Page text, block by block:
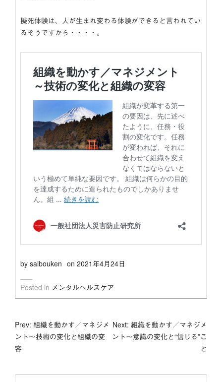
擬死体験は、人が生まれ変わる体験ができると言われてい
るそうですから・・・・。
by saibouken on 2021年4月24日
Posted in メンタルヘルスケア
投
稿
ナ
Prev: 組織を動かす／マネジメ
ント～技術の変化と組織の変
容
Next: 組織を動かす／マネジメ
ント～意識の変化と“信じる”こ
と